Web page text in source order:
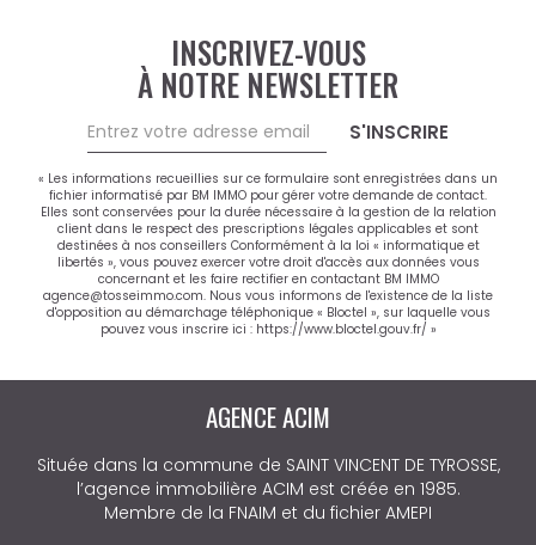
INSCRIVEZ-VOUS
À NOTRE NEWSLETTER
S'INSCRIRE
« Les informations recueillies sur ce formulaire sont enregistrées dans un
fichier informatisé par BM IMMO pour gérer votre demande de contact.
Elles sont conservées pour la durée nécessaire à la gestion de la relation
client dans le respect des prescriptions légales applicables et sont
destinées à nos conseillers Conformément à la loi « informatique et
libertés », vous pouvez exercer votre droit d'accès aux données vous
concernant et les faire rectifier en contactant BM IMMO
agence@tosseimmo.com. Nous vous informons de l'existence de la liste
d'opposition au démarchage téléphonique « Bloctel », sur laquelle vous
pouvez vous inscrire ici : https://www.bloctel.gouv.fr/ »
AGENCE ACIM
Située dans la commune de SAINT VINCENT DE TYROSSE,
l’agence immobilière ACIM est créée en 1985.
Membre de la FNAIM et du fichier AMEPI